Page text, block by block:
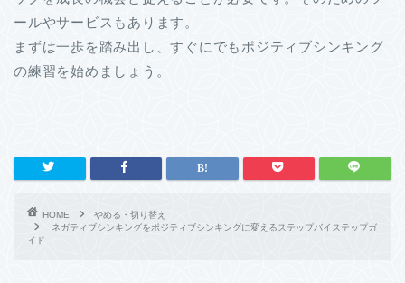
ールやサービスもあります。
まずは一歩を踏み出し、すぐにでもポジティブシンキング
の練習を始めましょう。
HOME
やめる・切り替え
ネガティブシンキングをポジティブシンキングに変えるステップバイステップガ
イド